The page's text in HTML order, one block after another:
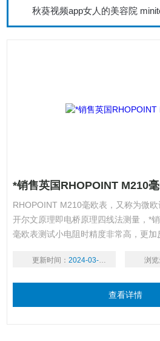
*销售英国RHOPOINT M210
RHOPOINT M210毫欧表，又称为微欧计
开尔文原理即电桥原理四线法测量，
毫欧表测试小电阻时精度非常高，更加
电工仪表修制中,则需测量分流器的电
更新时间： 2024-03-19 浏览量
查看详情